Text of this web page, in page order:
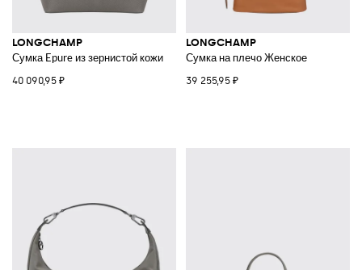
LONGCHAMP
Сумка Epure из зернистой кожи
40 090,95 ₽
LONGCHAMP
Сумка на плечо Женское
39 255,95 ₽